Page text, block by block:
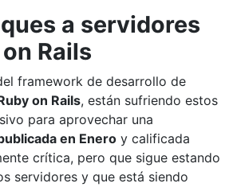
a servidores
Rails
framework de desarrollo de
on Rails, están sufriendo estos
para aprovechar una
en Enero y calificada
crítica, pero que sigue estando
servidores y que está siendo